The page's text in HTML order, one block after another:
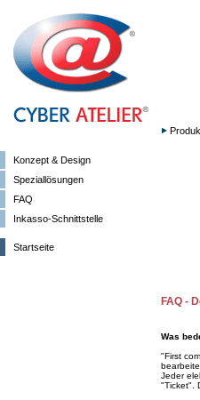
Konzept & Design
Speziallösungen
FAQ
Inkasso-Schnittstelle
Startseite
FAQ -
Was
"First
Jeder
"Ticket".